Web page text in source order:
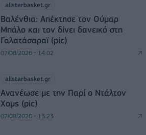
allstarbasket.gr
Βαλένθια: Απέκτησε τον Ούμαρ
Μπάλο και τον δίνει δανεικό στη
Γαλατάσαραϊ (pic)
07/08/2026 - 14:02
allstarbasket.gr
Ανανέωσε με την Παρί ο Ντάλτον
Χομς (pic)
07/08/2026 - 13:23